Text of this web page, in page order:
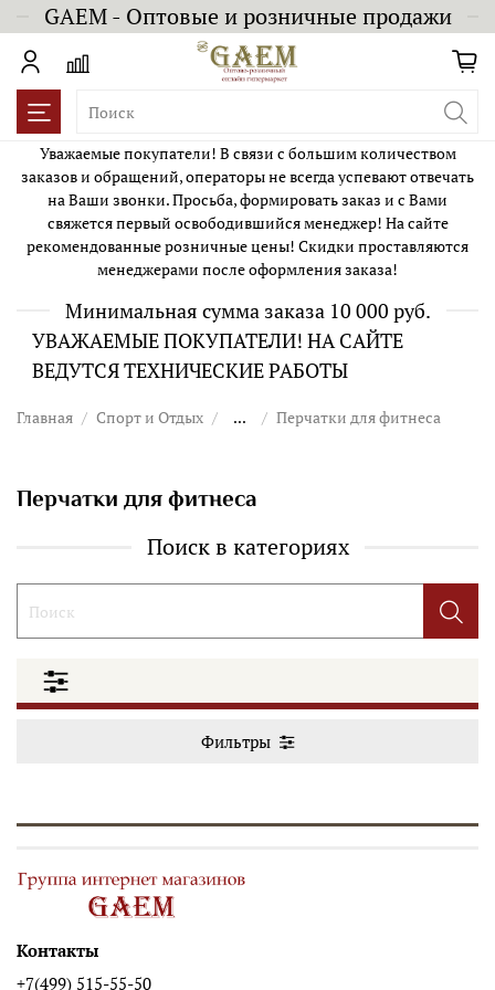
GAEM - Оптовые и розничные продажи
Уважаемые покупатели! В связи с большим количеством
заказов и обращений, операторы не всегда успевают отвечать
на Ваши звонки. Просьба, формировать заказ и с Вами
свяжется первый освободившийся менеджер! На сайте
рекомендованные розничные цены! Скидки проставляются
менеджерами после оформления заказа!
Минимальная сумма заказа 10 000 руб.
УВАЖАЕМЫЕ ПОКУПАТЕЛИ! НА САЙТЕ
ВЕДУТСЯ ТЕХНИЧЕСКИЕ РАБОТЫ
Главная Спорт и Отдых ... Перчатки для фитнеса
Перчатки для фитнеса
Поиск в категориях
Фильтры
Контакты
+7(499) 515-55-50